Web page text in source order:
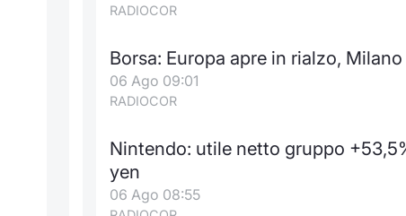
RADIOCOR
Borsa: Europa apre in rialzo,
06 Ago 09:01
RADIOCOR
Nintendo: utile netto gruppo
yen
06 Ago 08:55